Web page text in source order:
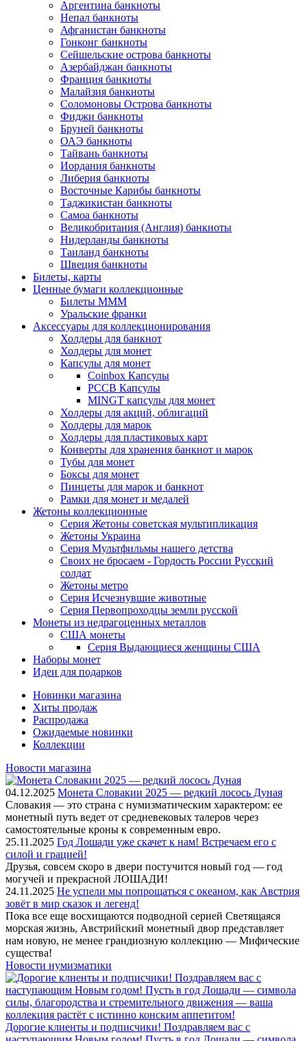
Аргентина банкноты
Непал банкноты
Афганистан банкноты
Гонконг банкноты
Сейшельские острова банкноты
Азербайджан банкноты
Франция банкноты
Малайзия банкноты
Соломоновы Острова банкноты
Фиджи банкноты
Бруней банкноты
ОАЭ банкноты
Тайвань банкноты
Иордания банкноты
Либерия банкноты
Восточные Карибы банкноты
Таджикистан банкноты
Самоа банкноты
Великобритания (Англия) банкноты
Нидерланды банкноты
Таиланд банкноты
Швеция банкноты
Билеты, карты
Ценные бумаги коллекционные
Билеты МММ
Уральские франки
Аксессуары для коллекционирования
Холдеры для банкнот
Холдеры для монет
Капсулы для монет
Coinbox Капсулы
РССВ Капсулы
MINGT капсулы для монет
Холдеры для акций, облигаций
Холдеры для марок
Холдеры для пластиковых карт
Конверты для хранения банкнот и марок
Тубы для монет
Боксы для монет
Пинцеты для марок и банкнот
Рамки для монет и медалей
Жетоны коллекционные
Серия Жетоны советская мультипликация
Жетоны Украина
Серия Мультфильмы нашего детства
Своих не бросаем - Гордость России Русский
солдат
Жетоны метро
Серия Исчезнувшие животные
Серия Первопроходцы земли русской
Монеты из недрагоценных металлов
США монеты
Серия Выдающиеся женщины США
Наборы монет
Идеи для подарков
Новинки магазина
Хиты продаж
Распродажа
Ожидаемые новинки
Коллекции
Новости магазина
04.12.2025 Монета Словакии 2025 — редкий лосось Дуная
Словакия — это страна с нумизматическим характером: ее
монетный путь ведет от средневековых талеров через
самостоятельные кроны к современным евро.
25.11.2025 Год Лошади уже скачет к нам! Встречаем его с
силой и грацией!
Друзья, совсем скоро в двери постучится новый год — год
могучей и прекрасной ЛОШАДИ!
24.11.2025 Не успели мы попрощаться с океаном, как Австрия
зовёт в мир сказок и легенд!
Пока все еще восхищаются подводной серией Светящаяся
морская жизнь, Австрийский монетный двор представляет
нам новую, не менее грандиозную коллекцию — Мифические
существа!
Новости нумизматики
Дорогие клиенты и подписчики! Поздравляем вас с